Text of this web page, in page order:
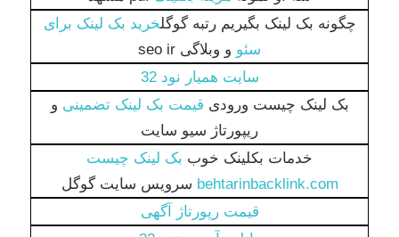
چگونه بک لینک بگیریم رتبه گوگلخرید بک لینک برای
سئو و وبلاگی seo ir
سایت همیار نود 32
بک لینک چیست ورودی قیمت بک لینک تضمینی و
ریپورتاژ سیو سایت
خدمات بکلینک خوب بک لینک چیست
behtarinbacklink.com سرویس سایت گوگل
قیمت رپورتاژ آگهی